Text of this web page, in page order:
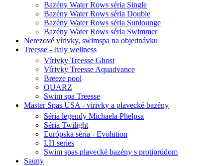
Bazény Water Rows séria Single
Bazény Water Rows séria Double
Bazény Water Rows séria Sunlounge
Bazény Water Rows séria Swimmer
Nerezové vírivky, swimspa na objednávku
Treesse - Italy wellness
Vírivky Treesse Ghost
Vírivky Treesse Aquadvance
Breeze pool
QUARZ
Swim spa Treesse
Master Spas USA - vírivky a plavecké bazény
Séria legendy Michaela Phelpsa
Séria Twilight
Európska séria - Evolution
LH series
Swim spas plavecké bazény s protiprúdom
Sauny